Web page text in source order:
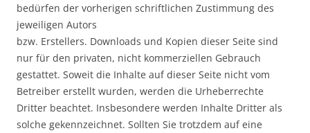
bedürfen der vorherigen schriftlichen Zustimmung des
jeweiligen Autors
bzw. Erstellers. Downloads und Kopien dieser Seite sind
nur für den privaten, nicht kommerziellen Gebrauch
gestattet. Soweit die Inhalte auf dieser Seite nicht vom
Betreiber erstellt wurden, werden die Urheberrechte
Dritter beachtet. Insbesondere werden Inhalte Dritter als
solche gekennzeichnet. Sollten Sie trotzdem auf eine